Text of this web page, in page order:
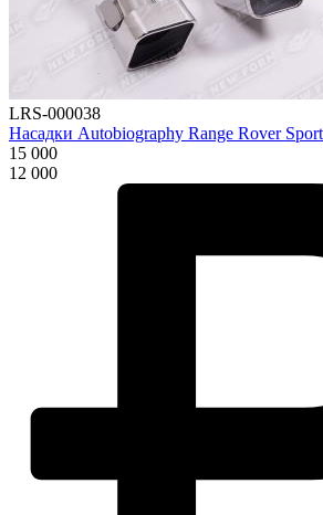
LRS-000038
Насадки Autobiography Range Rover
15 000
12 000